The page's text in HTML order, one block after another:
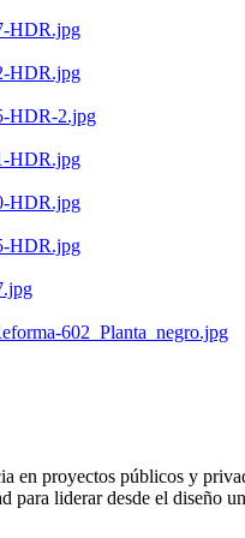
en proyectos públicos y
para liderar desde el diseño